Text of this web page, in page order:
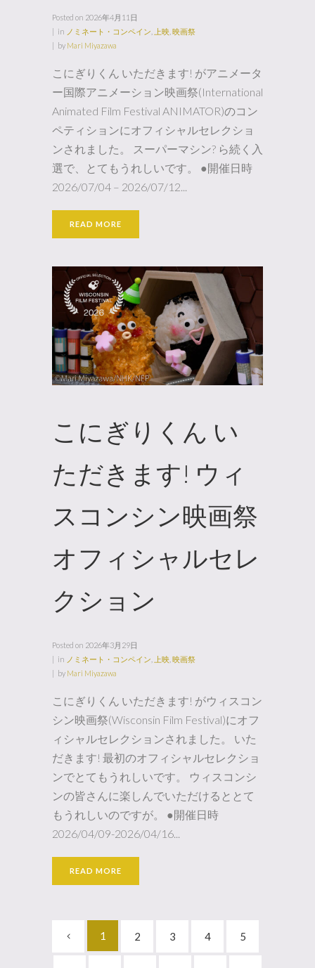
Posted on 2026年4月11日
in ノミネート・コンペイン 上映 映画祭
by Mari Miyazawa
こにぎりくん いただきます! がアニメータ
ー国際アニメーション映画祭(International
Animated Film Festival ANIMATOR)のコン
ペティションにオフィシャルセレクショ
ンされました。 スーパーマシン? ら続く入
選で、とてもうれしいです。 ●開催日時
2026/07/04 – 2026/07/12...
READ MORE
こにぎりくん い
ただきます! ウィ
スコンシン映画祭
オフィシャルセレ
クション
Posted on 2026年3月29日
in ノミネート・コンペイン 上映 映画祭
by Mari Miyazawa
こにぎりくん いただきます! がウィスコン
シン映画祭(Wisconsin Film Festival)にオフ
ィシャルセレクションされました。 いた
だきます! 最初のオフィシャルセレクショ
ンでとてもうれしいです。 ウィスコンシ
ンの皆さんに楽しんでいただけるととて
もうれしいのですが。 ●開催日時
2026/04/09-2026/04/16...
READ MORE
1 2 3 4 5